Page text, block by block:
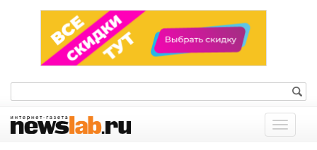
Показать
меню